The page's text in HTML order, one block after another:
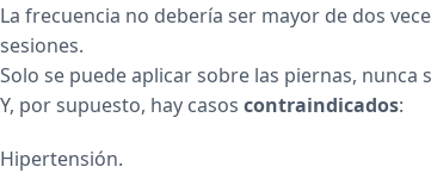
La frecuencia no debería ser mayor de dos
sesiones.
Solo se puede aplicar sobre las piernas, nunca
Y, por supuesto, hay casos contraindicados:
Hipertensión.